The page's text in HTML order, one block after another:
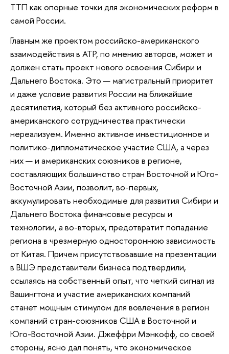
ТТП как опорные точки для экономических реформ в
самой России.
Главным же проектом российско-американского
взаимодействия в АТР, по мнению авторов, может и
должен стать проект нового освоения Сибири и
Дальнего Востока. Это — магистральный приоритет
и даже условие развития России на ближайшие
десятилетия, который без активного российско-
американского сотрудничества практически
нереализуем. Именно активное инвестиционное и
политико-дипломатическое участие США, а через
них — и американских союзников в регионе,
составляющих большинство стран Восточной и Юго-
Восточной Азии, позволит, во-первых,
аккумулировать необходимые для развития Сибири и
Дальнего Востока финансовые ресурсы и
технологии, а во-вторых, предотвратит попадание
региона в чрезмерную одностороннюю зависимость
от Китая. Причем присутствовавшие на презентации
в ВШЭ представители бизнеса подтвердили,
ссылаясь на собственный опыт, что четкий сигнал из
Вашингтона и участие американских компаний
станет мощным стимулом для вовлечения в регион
компаний стран-союзников США в Восточной и
Юго-Восточной Азии. Джеффри Мэнкофф, со своей
стороны, ясно дал понять, что экономическое